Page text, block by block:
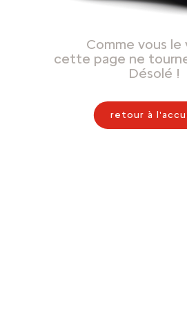
Comme vous le
cette page ne
Désolé !
retour à